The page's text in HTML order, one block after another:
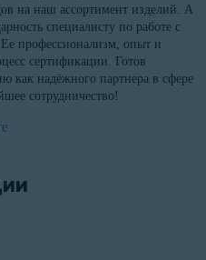
на наш ассортимент изделий. А
специалисту по работе с
профессионализм, опыт и
сертификации. Готов
как надёжного партнера в сфере
сотрудничество!